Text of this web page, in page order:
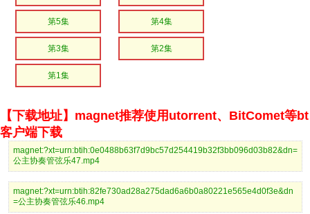
第5集 第4集
第3集 第2集
第1集
【下载地址】magnet推荐使用utorrent、BitComet等bt
客户端下载
magnet:?xt=urn:btih:0e0488b63f7d9bc57d254419b32f3bb096d03b82&dn=
公主协奏管弦乐47.mp4
magnet:?xt=urn:btih:82fe730ad28a275dad6a6b0a80221e565e4d0f3e&dn
=公主协奏管弦乐46.mp4